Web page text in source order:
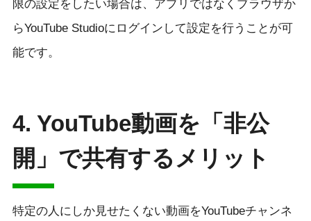
限の設定をしたい場合は、アプリではなくブラウザか
らYouTube Studioにログインして設定を行うことが可
能です。
4. YouTube動画を「非公
開」で共有するメリット
特定の人にしか見せたくない動画をYouTubeチャンネ